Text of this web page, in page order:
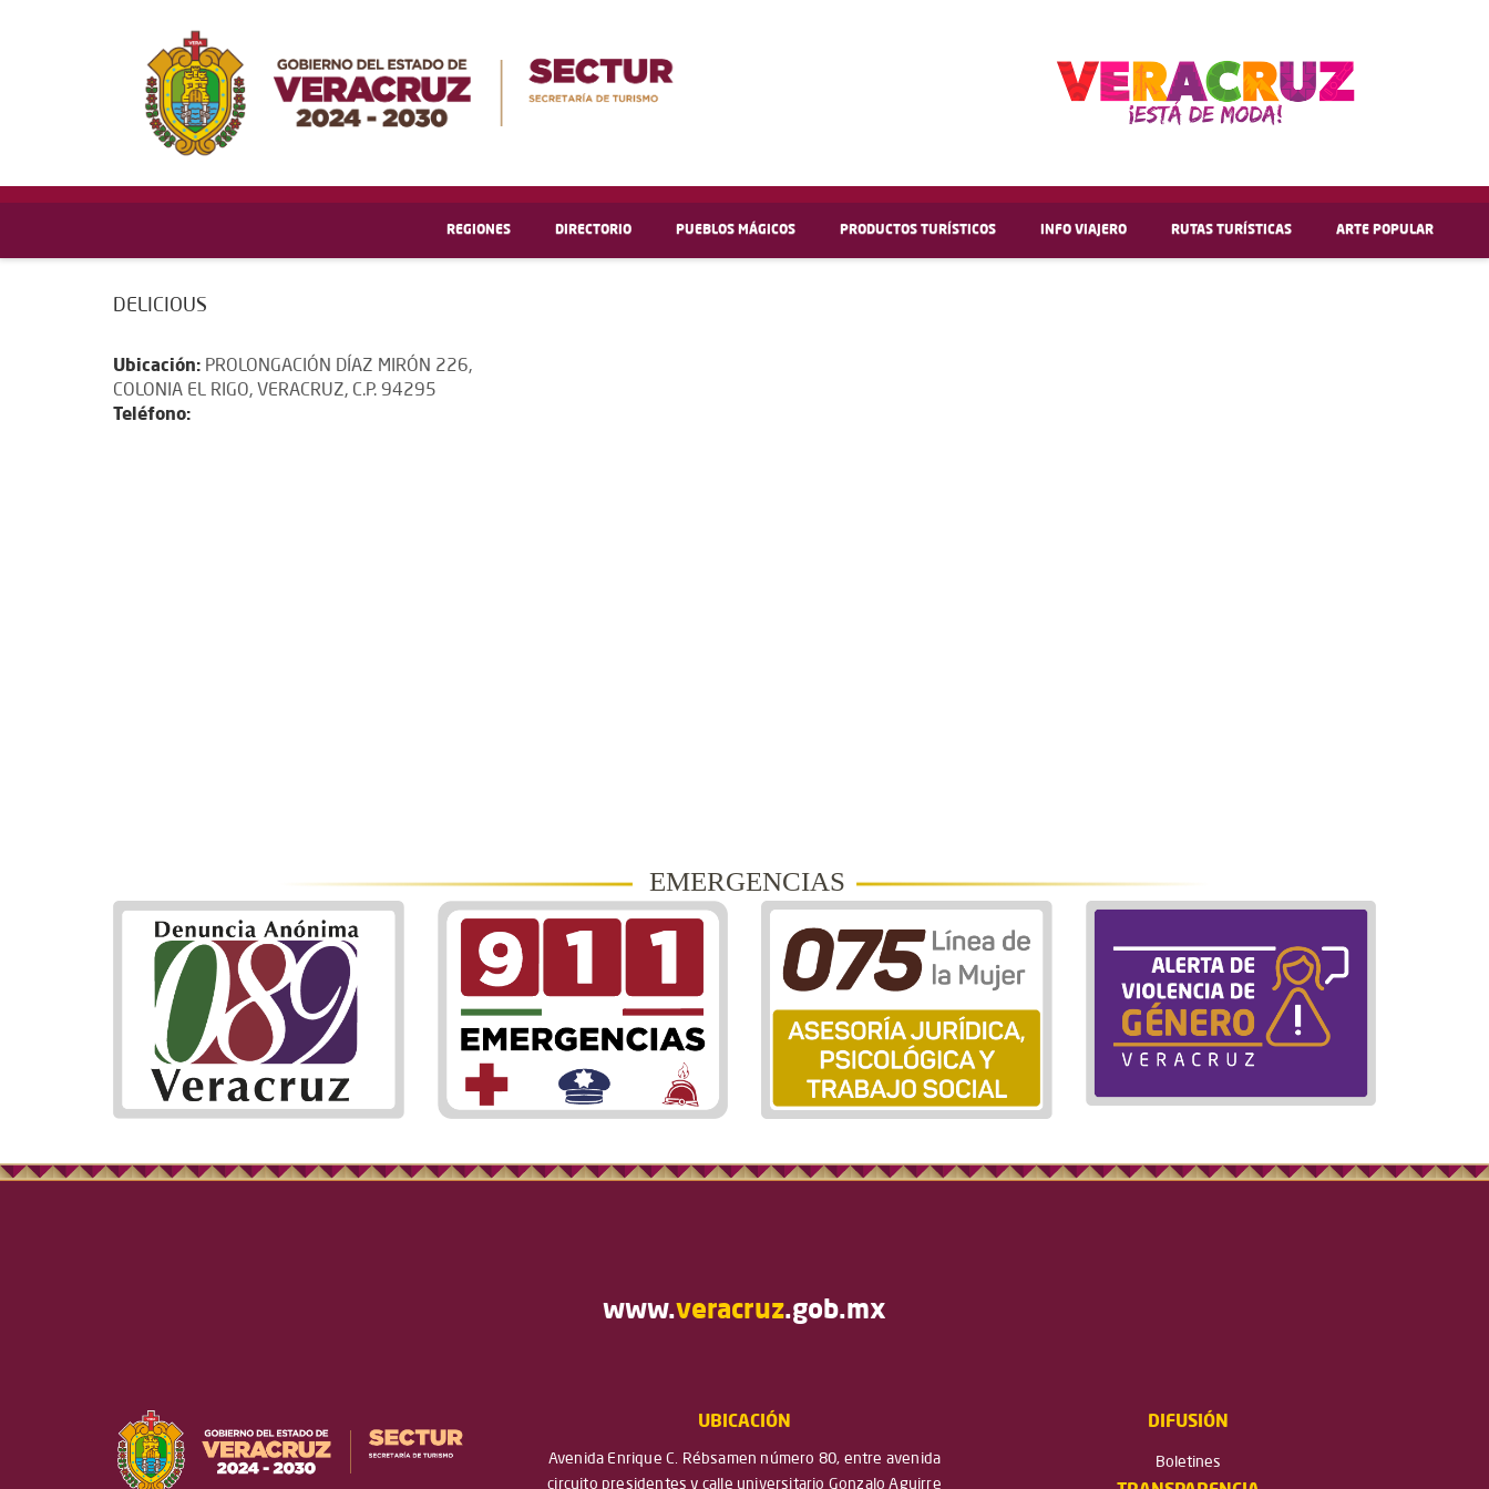
REGIONES DIRECTORIO PUEBLOS MÁGICOS PRODUCTOS TURÍSTICOS INFO VIAJERO RUTAS TURÍSTICAS ARTE POPULAR
DELICIOUS
Ubicación: PROLONGACIÓN DÍAZ MIRÓN 226,
COLONIA EL RIGO, VERACRUZ, C.P. 94295
Teléfono:
EMERGENCIAS
www.veracruz.gob.mx
UBICACIÓN
Avenida Enrique C. Rébsamen número 80, entre avenida
circuito presidentes y calle universitario Gonzalo Aguirre
DIFUSIÓN
Boletines